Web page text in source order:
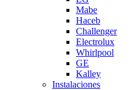
Mabe
Haceb
Challenger
Electrolux
Whirlpool
GE
Kalley
Instalaciones